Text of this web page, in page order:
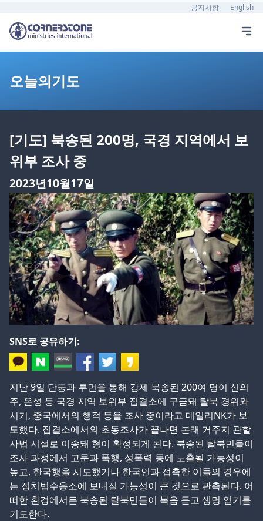
공지사항 English
오늘의기도
[기도] 북송된 200명, 국경 지역에서 보
위부 조사 중
2023년10월17일
SNS로 공유하기:
지난 9일 단둥과 투먼을 통해 강제 북송된 200여 명이 신의
주, 온성 등 국경 지역 보위부 집결소에 구금돼 탈북 경위와
시기, 중국에서의 행적 등을 조사 중이라고 데일리NK가 보
도했다. 집결소에서의 초동조사가 끝나면 본래 거주지 관할
사법 시설로 이송돼 형이 확정되게 된다. 북송된 탈북민들이
조사 과정에서 고문과 폭행, 성폭력 등에 노출될 가능성이
높고, 한국행을 시도했거나 한국인과 접촉한 이들의 경우에
는 정치범수용소에 보내질 가능성이 큰 것으로 관측된다. 어
떠한 환경에서든 북송된 탈북민들이 복음 듣고 생명 얻기를
기도한다.